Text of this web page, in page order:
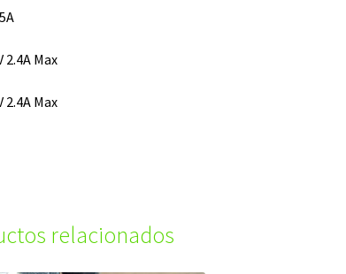
2.4A Max
2.4A Max
relacionados